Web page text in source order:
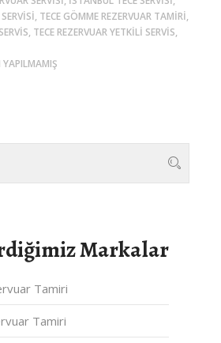
TECE GÖMME REZERVUAR TAMIRI,
TECE REZERVUAR YETKILI SERVIS,
YAPILMAMIŞ
Markalar
Tamiri
Tamiri